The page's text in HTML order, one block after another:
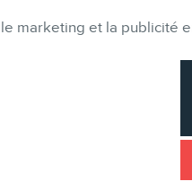
marketing et la publicité